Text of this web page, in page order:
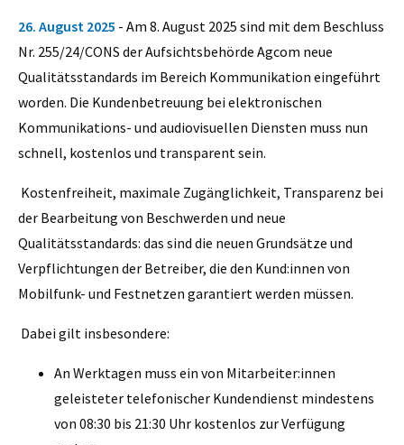
26. August 2025 - Am 8. August 2025 sind mit dem Beschluss
Nr. 255/24/CONS der Aufsichtsbehörde Agcom neue
Qualitätsstandards im Bereich Kommunikation eingeführt
worden. Die Kundenbetreuung bei elektronischen
Kommunikations- und audiovisuellen Diensten muss nun
schnell, kostenlos und transparent sein.
Kostenfreiheit, maximale Zugänglichkeit, Transparenz bei
der Bearbeitung von Beschwerden und neue
Qualitätsstandards: das sind die neuen Grundsätze und
Verpflichtungen der Betreiber, die den Kund:innen von
Mobilfunk- und Festnetzen garantiert werden müssen.
Dabei gilt insbesondere:
An Werktagen muss ein von Mitarbeiter:innen
geleisteter telefonischer Kundendienst mindestens
von 08:30 bis 21:30 Uhr kostenlos zur Verfügung